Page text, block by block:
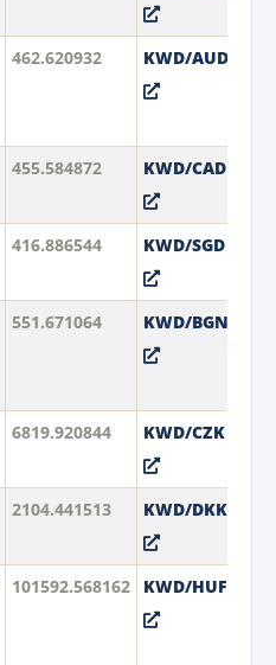
462.620932 KWD/AUD
455.584872 KWD/CAD
416.886544 KWD/SGD
551.671064 KWD/BGN
6819.920844 KWD/CZK
2104.441513 KWD/DKK
101592.568162 KWD/HUF